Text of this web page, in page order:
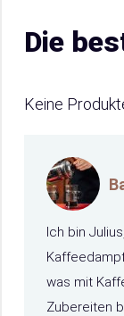
Die
Keine
Ich bin
was mit
Zubereiten